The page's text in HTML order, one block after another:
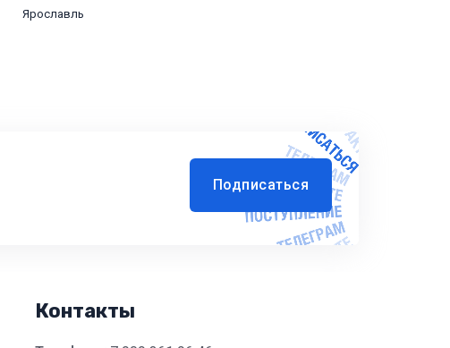
Ярославль
Подписаться
Контакты